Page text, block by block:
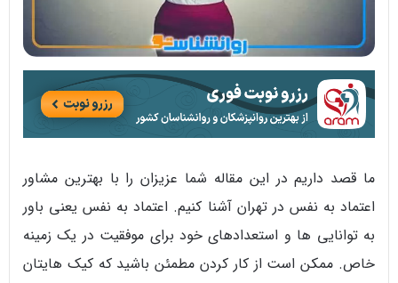
ما قصد داریم در این مقاله شما عزیزان را با بهترین مشاور
اعتماد به نفس در تهران آشنا کنیم. اعتماد به نفس یعنی باور
به توانایی ها و استعدادهای خود برای موفقیت در یک زمینه
خاص. ممکن است از کار کردن مطمئن باشید که کیک‌ هایتان